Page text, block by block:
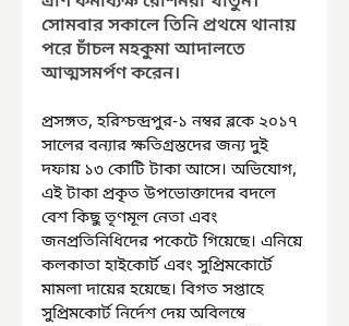
সোমবার সকালে তিনি প্রথমে থানায়
পরে চাঁচল মহকুমা আদালতে
আত্মসমর্পণ করেন।
প্রসঙ্গত, হরিশ্চন্দ্রপুর-১ নম্বর ব্লকে ২০১৭
সালের বন্যার ক্ষতিগ্রস্তদের জন্য দুই
দফায় ১৩ কোটি টাকা আসে। অভিযোগ,
এই টাকা প্রকৃত উপভোক্তাদের বদলে
বেশ কিছু তৃণমূল নেতা এবং
জনপ্রতিনিধিদের পকেটে গিয়েছে। এনিয়ে
কলকাতা হাইকোর্ট এবং সুপ্রিমকোর্টে
মামলা দায়ের হয়েছে। বিগত সপ্তাহে
সুপ্রিমকোর্ট নির্দেশ দেয় অবিলম্বে